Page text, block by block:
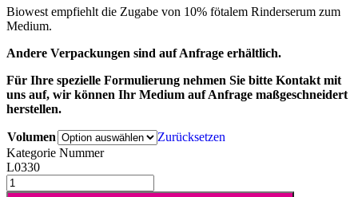
Biowest empfiehlt die Zugabe von 10% fötalem Rinderserum zum
Medium.
Andere Verpackungen sind auf Anfrage erhältlich.
Für Ihre spezielle Formulierung nehmen Sie bitte Kontakt mit
uns auf, wir können Ihr Medium auf Anfrage maßgeschneidert
herstellen.
Volumen
Zurücksetzen
Kategorie Nummer
L0330